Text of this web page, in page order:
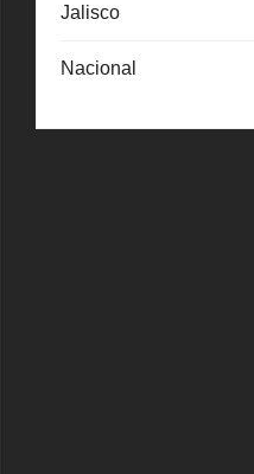
Jalisco
Nacional